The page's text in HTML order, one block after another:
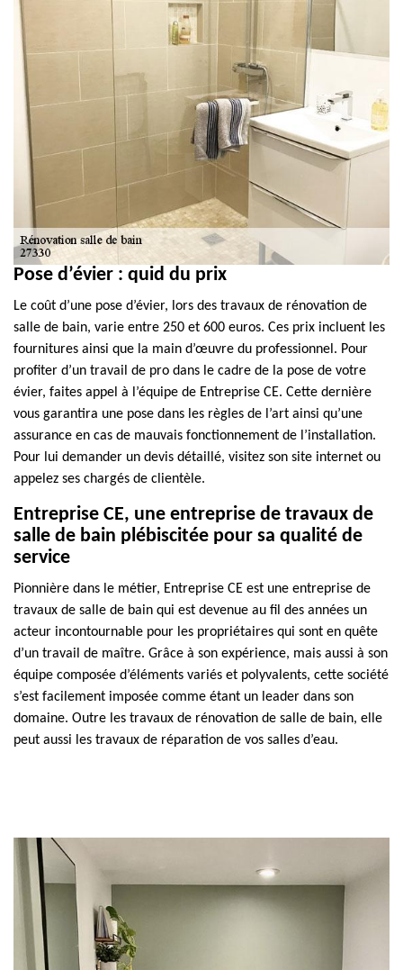
Pose d’évier : quid du prix
Le coût d’une pose d’évier, lors des travaux de rénovation de
salle de bain, varie entre 250 et 600 euros. Ces prix incluent les
fournitures ainsi que la main d’œuvre du professionnel. Pour
profiter d’un travail de pro dans le cadre de la pose de votre
évier, faites appel à l’équipe de Entreprise CE. Cette dernière
vous garantira une pose dans les règles de l’art ainsi qu’une
assurance en cas de mauvais fonctionnement de l’installation.
Pour lui demander un devis détaillé, visitez son site internet ou
appelez ses chargés de clientèle.
Entreprise CE, une entreprise de travaux de
salle de bain plébiscitée pour sa qualité de
service
Pionnière dans le métier, Entreprise CE est une entreprise de
travaux de salle de bain qui est devenue au fil des années un
acteur incontournable pour les propriétaires qui sont en quête
d’un travail de maître. Grâce à son expérience, mais aussi à son
équipe composée d’éléments variés et polyvalents, cette société
s’est facilement imposée comme étant un leader dans son
domaine. Outre les travaux de rénovation de salle de bain, elle
peut aussi les travaux de réparation de vos salles d’eau.